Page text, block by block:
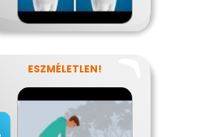
ESZMÉLETLEN!